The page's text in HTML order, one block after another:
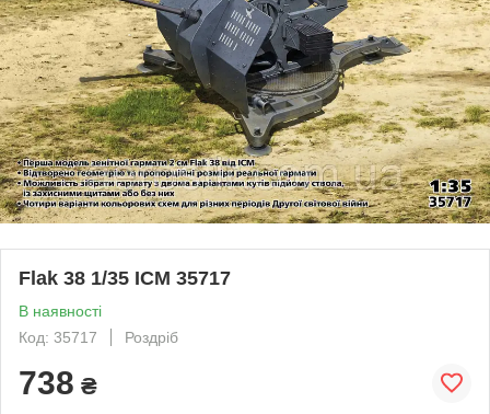
Flak 38 1/35 ICM 35717
В наявності
Код: 35717
Роздріб
738 ₴